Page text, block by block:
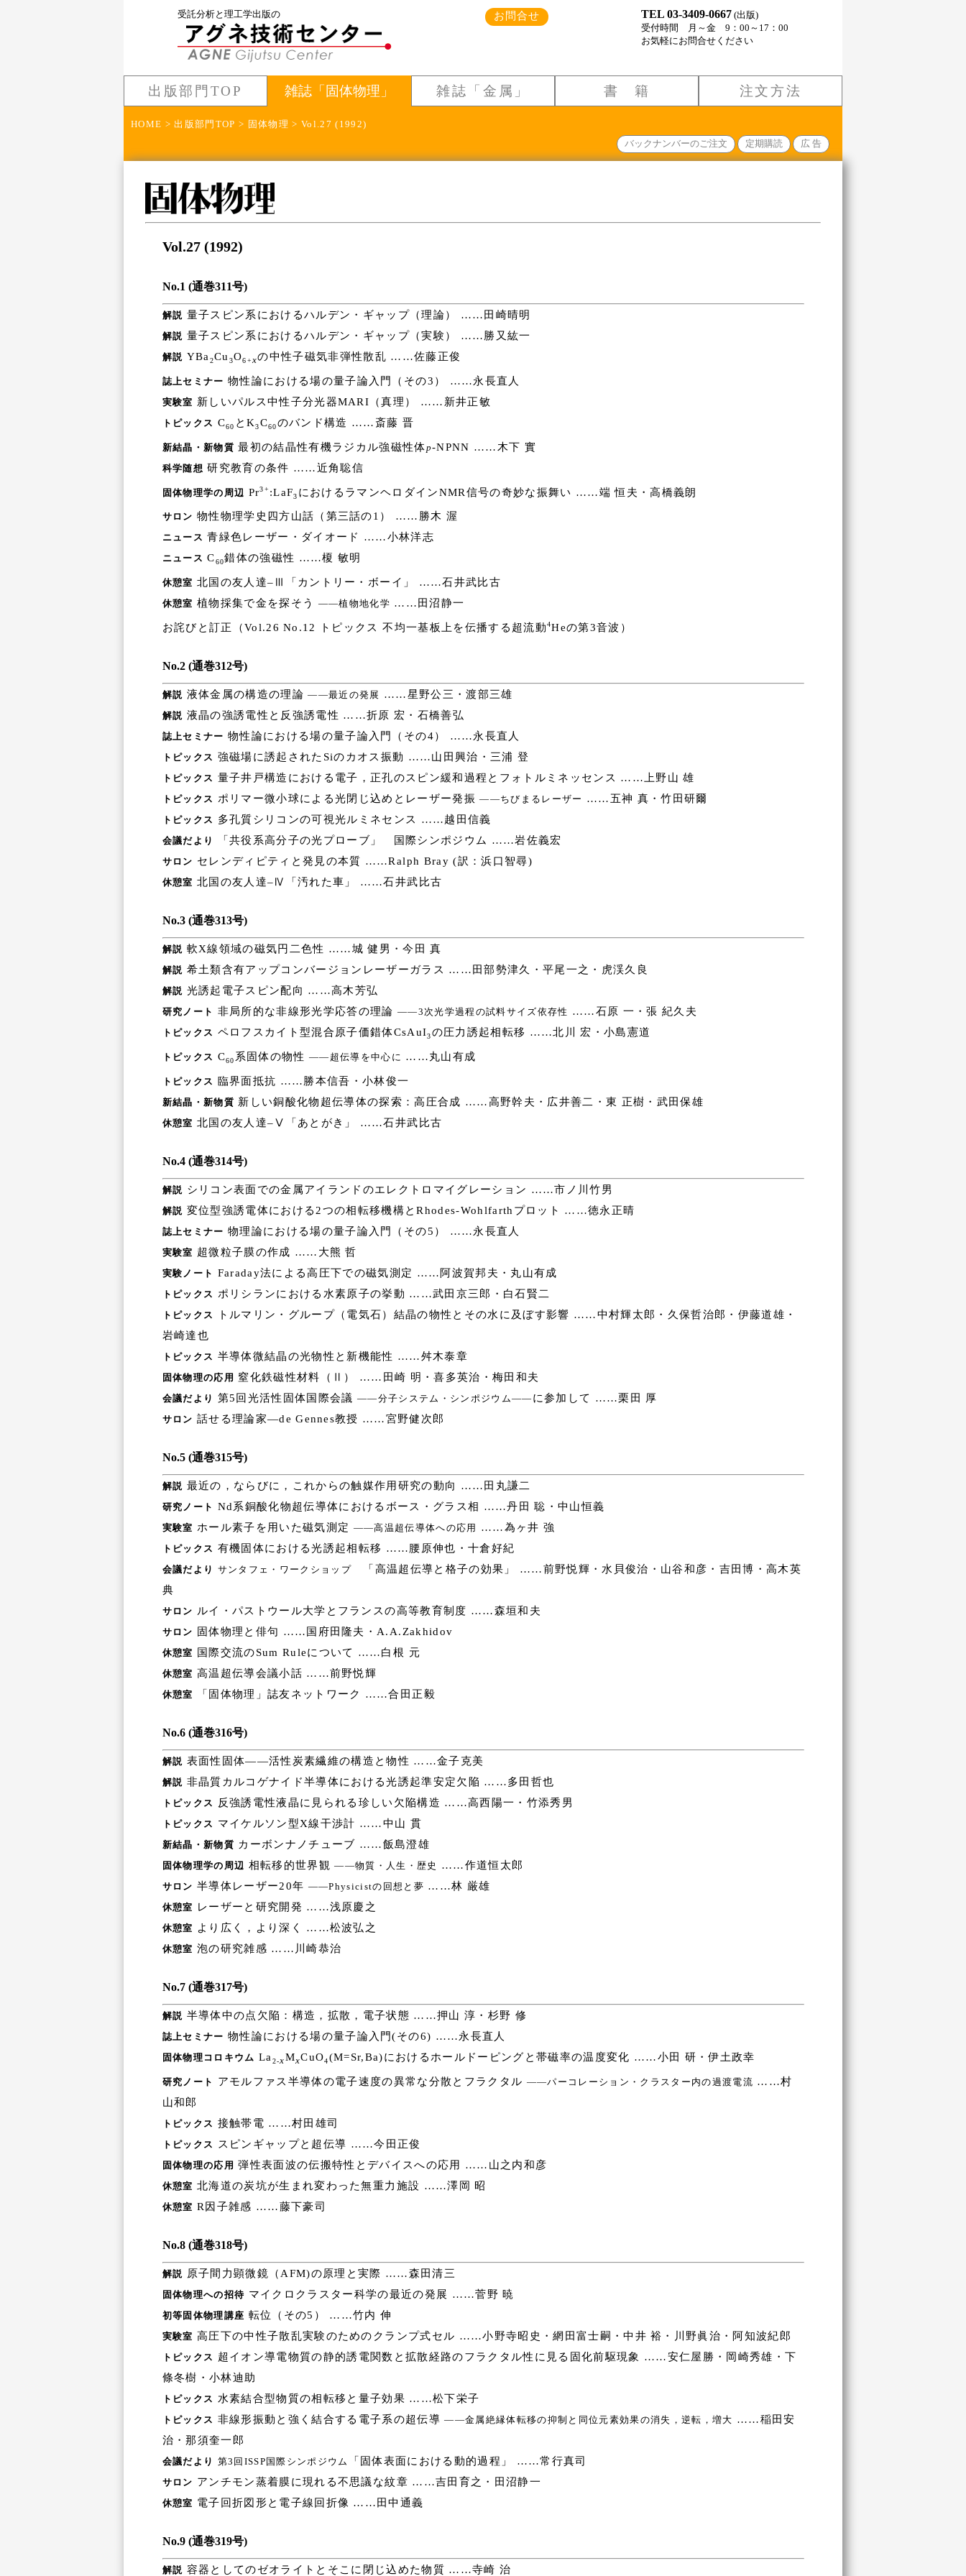
受託分析と理工学出版の お問合せ TEL 03-3409-0667(出版)
受付時間 月～金 9：00～17：00
お気軽にお問合せください
出版部門TOP 雑誌「固体物理」 雑誌「金属」 書 籍 注文方法
HOME >出版部門TOP > 固体物理 > Vol.27 (1992)
バックナンバーのご注文
定期購読 広 告
Vol.27 (1992)
No.1 (通巻311号)
解説 量子スピン系におけるハルデン・ギャップ（理論） ……田崎晴明
解説 量子スピン系におけるハルデン・ギャップ（実験） ……勝又紘一
解説 YBa 2Cu 3O6+xの中性子磁気非弾性散乱 ……佐藤正俊
誌上セミナー 物性論における場の量子論入門（その3） ……永長直人
実験室 新しいパルス中性子分光器MARI（真理） ……新井正敏
トピックス C60 とK3C60のバンド構造 ……斎藤 晋
新結晶・新物質 最初の結晶性有機ラジカル強磁性体p-NPNN ……木下 實
科学随想 研究教育の条件 ……近角聡信
固体物理学の周辺 Pr3+ :LaF3 におけるラマンヘロダインNMR信号の奇妙な振舞い ……端 恒夫・高橋義朗
サロン 物性物理学史四方山話（第三話の1） ……勝木 渥
ニュース 青緑色レーザー・ダイオード ……小林洋志
ニュース C60錯体の強磁性 ……榎 敏明
休憩室 北国の友人達–Ⅲ「カントリー・ボーイ」 ……石井武比古
休憩室 植物採集で金を探そう ――植物地化学 ……田沼静一
お詫びと訂正（Vol.26 No.12 トピックス 不均一基板上を伝播する超流動4Heの第3音波）
No.2 (通巻312号)
解説 液体金属の構造の理論――最近の発展 ……星野公三・渡部三雄
解説 液晶の強誘電性と反強誘電性 ……折原 宏・石橋善弘
誌上セミナー 物性論における場の量子論入門（その4） ……永長直人
トピックス 強磁場に誘起されたSiのカオス振動 ……山田興治・三浦 登
トピックス 量子井戸構造における電子，正孔のスピン緩和過程とフォトルミネッセンス ……上野山 雄
トピックス ポリマー微小球による光閉じ込めとレーザー発振――ちびまるレーザー ……五神 真・竹田研爾
トピックス 多孔質シリコンの可視光ルミネセンス ……越田信義
会議だより 「共役系高分子の光プローブ」 国際シンポジウム ……岩佐義宏
サロン セレンディピティと発見の本質 ……Ralph Bray (訳：浜口智尋)
休憩室 北国の友人達–Ⅳ「汚れた車」 ……石井武比古
No.3 (通巻313号)
解説 軟X線領域の磁気円二色性 ……城 健男・今田 真
解説 希土類含有アップコンバージョンレーザーガラス ……田部勢津久・平尾一之・虎渓久良
解説 光誘起電子スピン配向 ……高木芳弘
研究ノート 非局所的な非線形光学応答の理論 ――3次光学過程の試料サイズ依存性 ……石原 一・張 紀久夫
トピックス ペロフスカイト型混合原子価錯体CsAuI3の圧力誘起相転移 ……北川 宏・小島憲道
トピックス C60 系固体の物性 ――超伝導を中心に ……丸山有成
トピックス 臨界面抵抗 ……勝本信吾・小林俊一
新結晶・新物質 新しい銅酸化物超伝導体の探索：高圧合成 ……高野幹夫・広井善二・東 正樹・武田保雄
休憩室 北国の友人達–Ⅴ「あとがき」 ……石井武比古
No.4 (通巻314号)
解説 シリコン表面での金属アイランドのエレクトロマイグレーション ……市ノ川竹男
解説 変位型強誘電体における2つの相転移機構とRhodes-Wohlfarthプロット ……徳永正晴
誌上セミナー 物理論における場の量子論入門（その5） ……永長直人
実験室 超微粒子膜の作成 ……大熊 哲
実験ノート Faraday法による高圧下での磁気測定 ……阿波賀邦夫・丸山有成
トピックス ポリシランにおける水素原子の挙動 ……武田京三郎・白石賢二
トピックス
トルマリン・グループ（電気石）結晶の物性とその水に及ぼす影響 ……中村輝太郎・久保哲治郎・伊藤道雄・
岩崎達也
トピックス 半導体微結晶の光物性と新機能性 ……舛木泰章
固体物理の応用 窒化鉄磁性材料（Ⅱ） ……田崎 明・喜多英治・梅田和夫
会議だより 第5回光活性固体国際会議 ――分子システム・シンポジウム―― に参加して ……栗田 厚
サロン 話せる理論家―de Gennes教授 ……宮野健次郎
No.5 (通巻315号)
解説 最近の，ならびに，これからの触媒作用研究の動向 ……田丸謙二
研究ノート Nd系銅酸化物超伝導体におけるボース・グラス相 ……丹田 聡・中山恒義
実験室 ホール素子を用いた磁気測定 ――高温超伝導体への応用 ……為ヶ井 強
トピックス 有機固体における光誘起相転移 ……腰原伸也・十倉好紀
会議だより サンタフェ・ワークショップ「高温超伝導と格子の効果」 ……前野悦輝・水貝俊治・山谷和彦・吉田博・高木英
典
サロン ルイ・パストウール大学とフランスの高等教育制度 ……森垣和夫
サロン 固体物理と俳句 ……国府田隆夫・A.A.Zakhidov
休憩室 国際交流のSum Ruleについて ……白根 元
休憩室 高温超伝導会議小話 ……前野悦輝
休憩室 「固体物理」誌友ネットワーク ……合田正毅
No.6 (通巻316号)
解説 表面性固体――活性炭素繊維の構造と物性 ……金子克美
解説 非晶質カルコゲナイド半導体における光誘起準安定欠陥 ……多田哲也
トピックス 反強誘電性液晶に見られる珍しい欠陥構造 ……高西陽一・竹添秀男
トピックス マイケルソン型X線干渉計 ……中山 貫
新結晶・新物質 カーボンナノチューブ ……飯島澄雄
固体物理学の周辺 相転移的世界観――物質・人生・歴史 ……作道恒太郎
サロン 半導体レーザー20年 ――Physicistの回想と夢 ……林 厳雄
休憩室 レーザーと研究開発 ……浅原慶之
休憩室 より広く，より深く ……松波弘之
休憩室 泡の研究雑感 ……川崎恭治
No.7 (通巻317号)
解説 半導体中の点欠陥：構造，拡散，電子状態 ……押山 淳・杉野 修
誌上セミナー 物性論における場の量子論入門(その6) ……永長直人
固体物理コロキウム La 2-xMxCuO4(M=Sr,Ba)におけるホールドーピングと帯磁率の温度変化 ……小田 研・伊土政幸
研究ノート アモルファス半導体の電子速度の異常な分散とフラクタル ――パーコレーション・クラスター内の過渡電流 ……村
山和郎
トピックス 接触帯電 ……村田雄司
トピックス スピンギャップと超伝導 ……今田正俊
固体物理の応用 弾性表面波の伝搬特性とデバイスへの応用 ……山之内和彦
休憩室 北海道の炭坑が生まれ変わった無重力施設 ……澤岡 昭
休憩室 R因子雑感 ……藤下豪司
No.8 (通巻318号)
解説 原子間力顕微鏡（AFM)の原理と実際 ……森田清三
固体物理への招待 マイクロクラスター科学の最近の発展 ……菅野 暁
初等固体物理講座 転位（その5） ……竹内 伸
実験室 高圧下の中性子散乱実験のためのクランプ式セル ……小野寺昭史・網田富士嗣・中井 裕・川野眞治・阿知波紀郎
トピックス 超イオン導電物質の静的誘電関数と拡散経路のフラクタル性に見る固化前駆現象 ……安仁屋勝・岡崎秀雄・下
條冬樹・小林迪助
トピックス 水素結合型物質の相転移と量子効果 ……松下栄子
トピックス 非線形振動と強く結合する電子系の超伝導――金属絶縁体転移の抑制と同位元素効果の消失，逆転，増大 ……稲田安
治・那須奎一郎
会議だより 第3回ISSP国際シンポジウム 「固体表面における動的過程」 ……常行真司
サロン アンチモン蒸着膜に現れる不思議な紋章 ……吉田育之・田沼静一
休憩室 電子回折図形と電子線回折像 ……田中通義
No.9 (通巻319号)
解説 容器としてのゼオライトとそこに閉じ込めた物質 ……寺崎 治